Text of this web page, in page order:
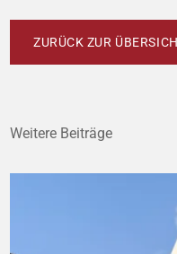
ZURÜCK ZUR
Weitere Beiträge